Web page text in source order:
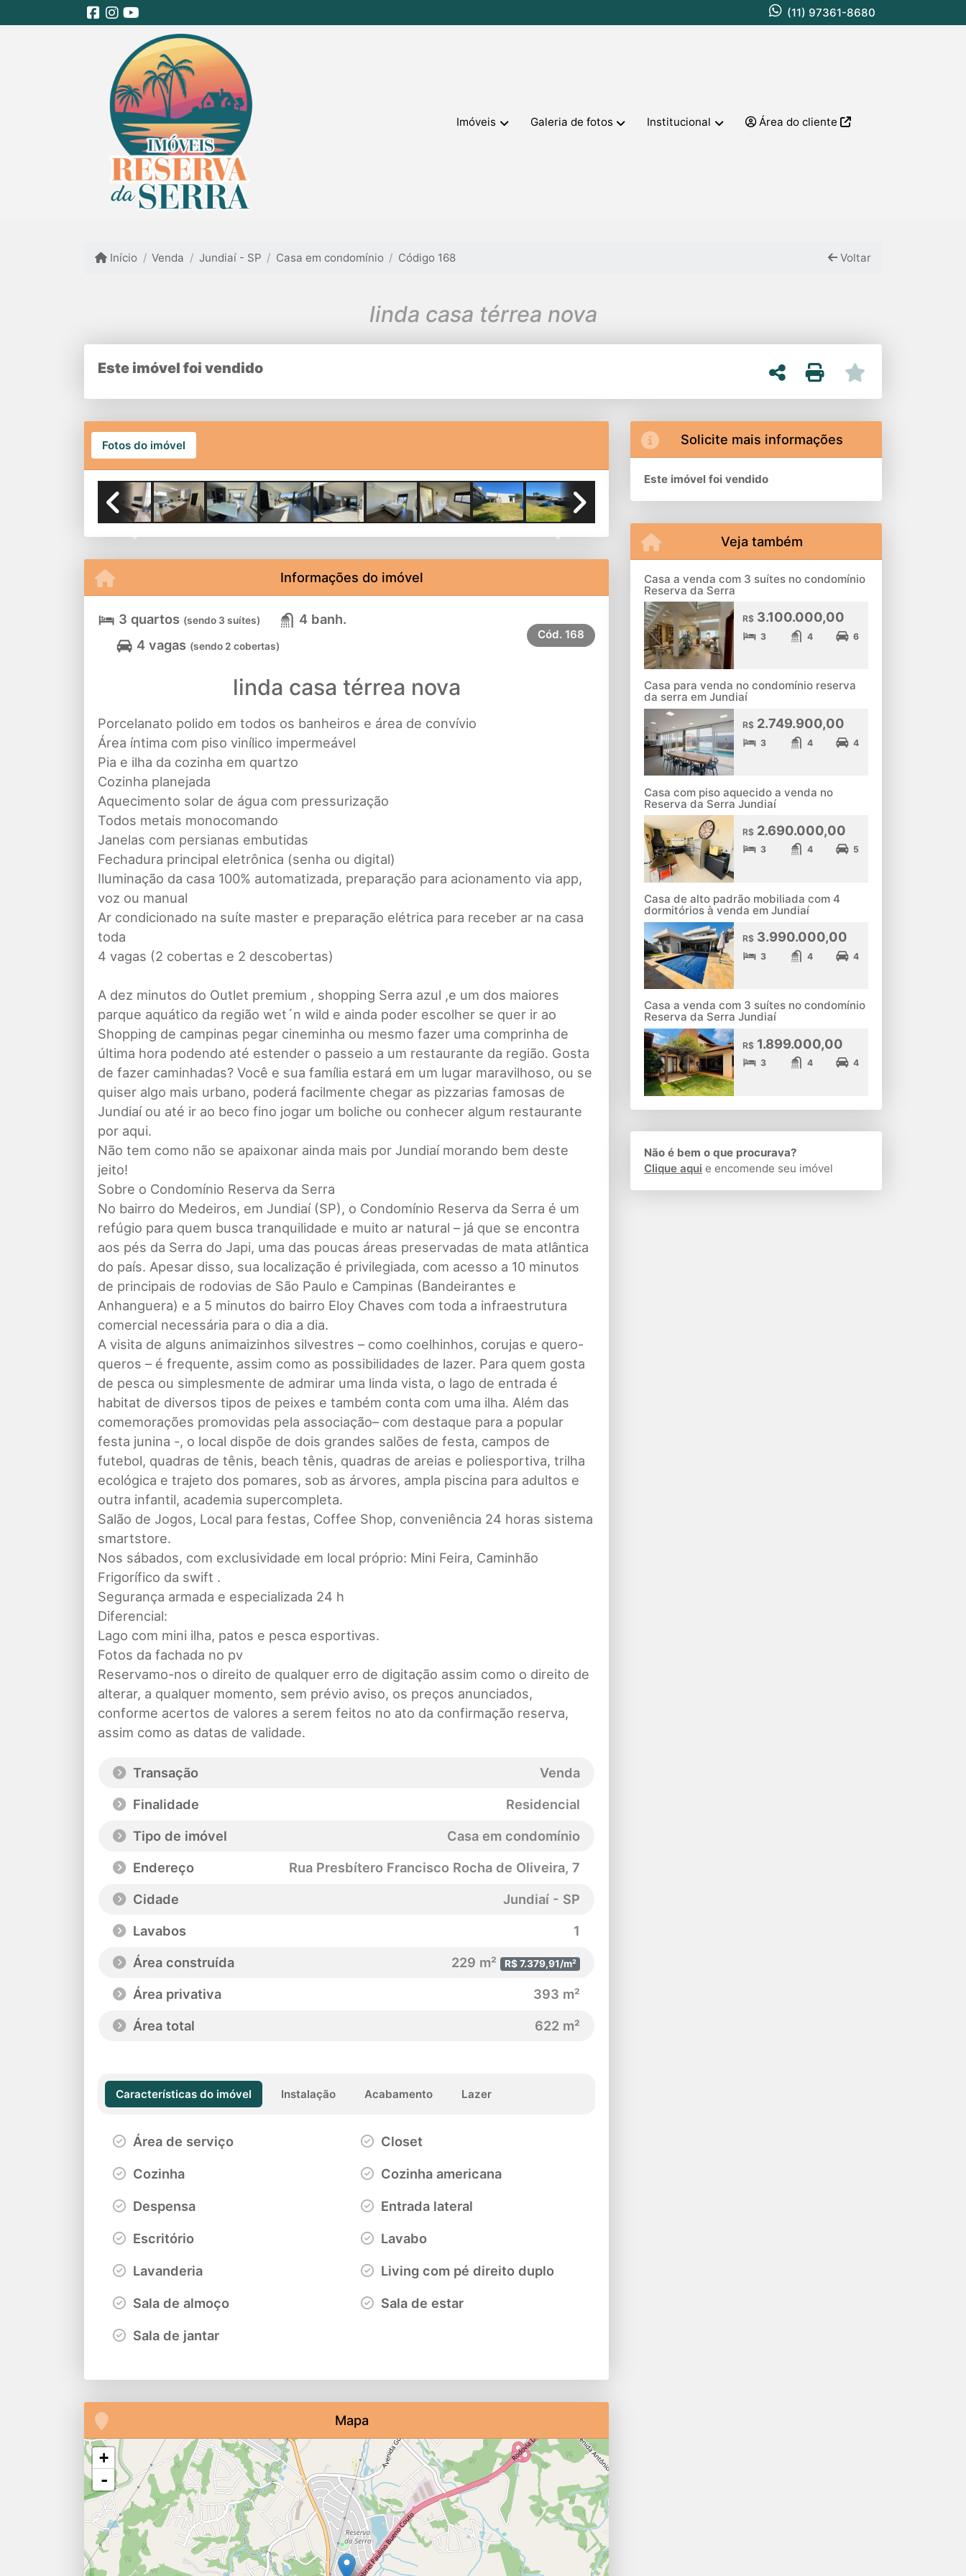
(11) 97361-8680
Imóveis Galeria de fotos Institucional Área do cliente
Início Venda Jundiaí - SP Casa em condomínio Código 168 Voltar
linda casa térrea nova
Este imóvel foi vendido
Fotos do imóvel
Informações do imóvel
3 quartos (sendo 3 suítes)
4 banh.
4 vagas (sendo 2 cobertas)
Cód. 168
linda casa térrea nova
Porcelanato polido em todos os banheiros e área de convívio
Área íntima com piso vinílico impermeável
Pia e ilha da cozinha em quartzo
Cozinha planejada
Aquecimento solar de água com pressurização
Todos metais monocomando
Janelas com persianas embutidas
Fechadura principal eletrônica (senha ou digital)
Iluminação da casa 100% automatizada, preparação para acionamento via app,
voz ou manual
Ar condicionado na suíte master e preparação elétrica para receber ar na casa
toda
4 vagas (2 cobertas e 2 descobertas)
A dez minutos do Outlet premium , shopping Serra azul ,e um dos maiores
parque aquático da região wet´n wild e ainda poder escolher se quer ir ao
Shopping de campinas pegar cineminha ou mesmo fazer uma comprinha de
última hora podendo até estender o passeio a um restaurante da região. Gosta
de fazer caminhadas? Você e sua família estará em um lugar maravilhoso, ou se
quiser algo mais urbano, poderá facilmente chegar as pizzarias famosas de
Jundiaí ou até ir ao beco fino jogar um boliche ou conhecer algum restaurante
por aqui.
Não tem como não se apaixonar ainda mais por Jundiaí morando bem deste
jeito!
Sobre o Condomínio Reserva da Serra
No bairro do Medeiros, em Jundiaí (SP), o Condomínio Reserva da Serra é um
refúgio para quem busca tranquilidade e muito ar natural – já que se encontra
aos pés da Serra do Japi, uma das poucas áreas preservadas de mata atlântica
do país. Apesar disso, sua localização é privilegiada, com acesso a 10 minutos
de principais de rodovias de São Paulo e Campinas (Bandeirantes e
Anhanguera) e a 5 minutos do bairro Eloy Chaves com toda a infraestrutura
comercial necessária para o dia a dia.
A visita de alguns animaizinhos silvestres – como coelhinhos, corujas e quero-
queros – é frequente, assim como as possibilidades de lazer. Para quem gosta
de pesca ou simplesmente de admirar uma linda vista, o lago de entrada é
habitat de diversos tipos de peixes e também conta com uma ilha. Além das
comemorações promovidas pela associação– com destaque para a popular
festa junina -, o local dispõe de dois grandes salões de festa, campos de
futebol, quadras de tênis, beach tênis, quadras de areias e poliesportiva, trilha
ecológica e trajeto dos pomares, sob as árvores, ampla piscina para adultos e
outra infantil, academia supercompleta.
Salão de Jogos, Local para festas, Coffee Shop, conveniência 24 horas sistema
smartstore.
Nos sábados, com exclusividade em local próprio: Mini Feira, Caminhão
Frigorífico da swift .
Segurança armada e especializada 24 h
Diferencial:
Lago com mini ilha, patos e pesca esportivas.
Fotos da fachada no pv
Reservamo-nos o direito de qualquer erro de digitação assim como o direito de
alterar, a qualquer momento, sem prévio aviso, os preços anunciados,
conforme acertos de valores a serem feitos no ato da confirmação reserva,
assim como as datas de validade.
Transação
Venda
Finalidade
Residencial
Tipo de imóvel
Casa em condomínio
Endereço
Rua Presbítero Francisco Rocha de Oliveira, 7
Cidade
Jundiaí - SP
Lavabos
1
Área construída
229 m² R$ 7.379,91/m²
Área privativa
393 m²
Área total
622 m²
Características do imóvel Instalação Acabamento Lazer
Área de serviço Closet
Cozinha Cozinha americana
Despensa Entrada lateral
Escritório Lavabo
Lavanderia Living com pé direito duplo
Sala de almoço Sala de estar
Sala de jantar
Mapa
+
-
Solicite mais informações
Este imóvel foi vendido
Veja também
Casa a venda com 3 suítes no condomínio
Reserva da Serra
R$3.100.000,00
3 4 6
Casa para venda no condomínio reserva
da serra em Jundiaí
R$2.749.900,00
3 4 4
Casa com piso aquecido a venda no
Reserva da Serra Jundiaí
R$2.690.000,00
3 4 5
Casa de alto padrão mobiliada com 4
dormitórios à venda em Jundiaí
R$3.990.000,00
3 4 4
Casa a venda com 3 suítes no condomínio
Reserva da Serra Jundiaí
R$1.899.000,00
3 4 4
Não é bem o que procurava?
Clique aqui e encomende seu imóvel